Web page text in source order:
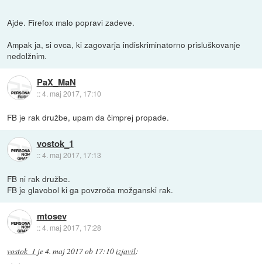
Ajde. Firefox malo popravi zadeve.
Ampak ja, si ovca, ki zagovarja indiskriminatorno prisluškovanje
nedolžnim.
PaX_MaN
::4. maj 2017, 17:10
FB je rak družbe, upam da čimprej propade.
vostok_1
::4. maj 2017, 17:13
FB ni rak družbe.
FB je glavobol ki ga povzroča možganski rak.
mtosev
::4. maj 2017, 17:28
vostok_1 je4. maj 2017 ob 17:10izjavil: